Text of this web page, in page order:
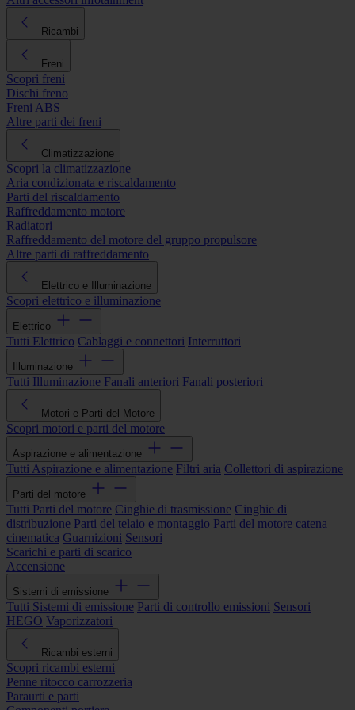
Ricambi
Freni
Scopri freni
Dischi freno
Freni ABS
Altre parti dei freni
Climatizzazione
Scopri la climatizzazione
Aria condizionata e riscaldamento
Parti del riscaldamento
Raffreddamento motore
Radiatori
Raffreddamento del motore del gruppo propulsore
Altre parti di raffreddamento
Elettrico e Illuminazione
Scopri elettrico e illuminazione
Elettrico
Tutti Elettrico Cablaggi e connettori Interruttori
Illuminazione
Tutti Illuminazione Fanali anteriori Fanali posteriori
Motori e Parti del Motore
Scopri motori e parti del motore
Aspirazione e alimentazione
Tutti Aspirazione e alimentazione Filtri aria Collettori di aspirazione
Parti del motore
Tutti Parti del motore Cinghie di trasmissione Cinghie di
distribuzione Parti del telaio e montaggio Parti del motore catena
cinematica Guarnizioni Sensori
Scarichi e parti di scarico
Accensione
Sistemi di emissione
Tutti Sistemi di emissione Parti di controllo emissioni Sensori
HEGO Vaporizzatori
Ricambi esterni
Scopri ricambi esterni
Penne ritocco carrozzeria
Paraurti e parti